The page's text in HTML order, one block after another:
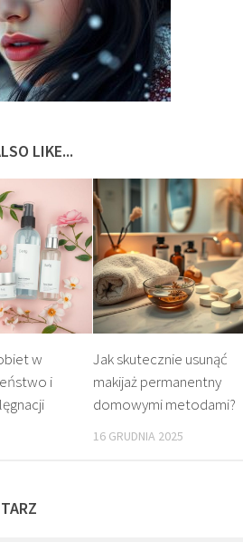
LIKE...
w
i
Jak skutecznie usunąć
makijaż permanentny
domowymi metodami?
16 GRUDNIA 2025